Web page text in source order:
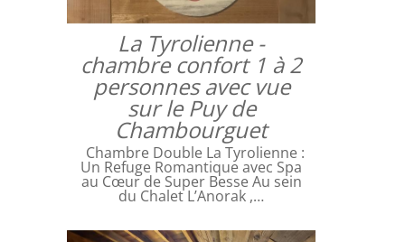
La Tyrolienne -
chambre confort 1 à 2
personnes avec vue
sur le Puy de
Chambourguet
Chambre Double La Tyrolienne :
Un Refuge Romantique avec Spa
au Cœur de Super Besse Au sein
du Chalet L’Anorak ,…